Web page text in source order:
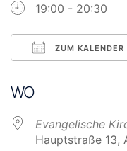
19:00 - 20:30
ZUM KALENDER
WO
Evangelische
Hauptstraße 13,